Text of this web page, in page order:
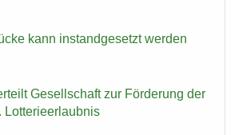
kann in­stand­ge­setzt wer­den
Ge­sell­schaft zur För­de­rung der
Lot­te­rie­er­laub­nis